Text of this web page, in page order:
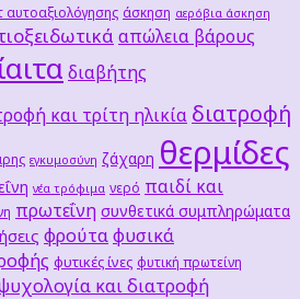
αυτοαξιολόγησης άσκηση αερόβια άσκηση
απώλεια βάρους
διαβήτης
και τρίτη ηλικία διατροφή
εγκυμοσύνη ζάχαρη θερμίδες
νέα τρόφιμα νερό παιδί και
πρωτεΐνη συνθετικά συμπληρώματα
φρούταφυσικά
φυτικές ίνες φυτική πρωτείνη
και διατροφή